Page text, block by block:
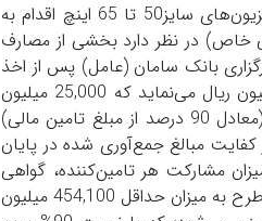
شرکت در نظر دارد در راستای تامین منابع مالی موردنیاز جهت جهت تولید و فروش تلویزیون‌های سایز50 تا 65 اینچ اقدام به
خاص) در نظر دارد بخشی از مصارف
بانک سامان (عامل) پس از اخذ
مجوز از فرابورس ایران، نسبت به ایجاد فراخوان تامین مالی جمعی به مبلغ 250,000 میلیون ریال می‌نماید که 25,000 میلیون
ریال (معادل 10 درصد از کل مبلغ تامین مالی) توسط متقاضی و 225,000 میلیون ریال (معادل 90 درصد از مبلغ تامین مالی)
مبالغ جمع‌آوری شده در پایان
مشارکت هر تامین‌کننده، گواهی
شراکت برای وی صادر می‌شود. متقاضی با توجه به برآورد اولیه از طرح موظف است درآمد طرح به میزان حداقل 454,100 میلیون